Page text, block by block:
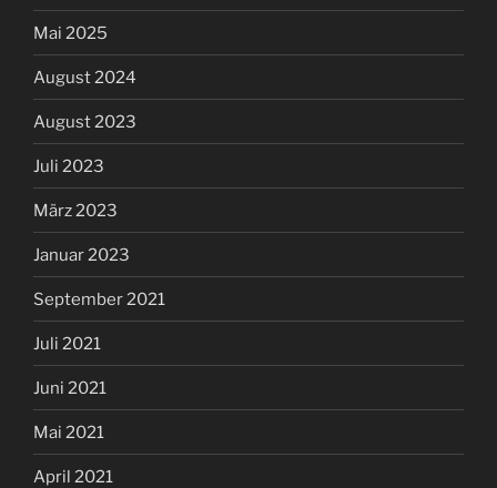
Mai 2025
August 2024
August 2023
Juli 2023
März 2023
Januar 2023
September 2021
Juli 2021
Juni 2021
Mai 2021
April 2021